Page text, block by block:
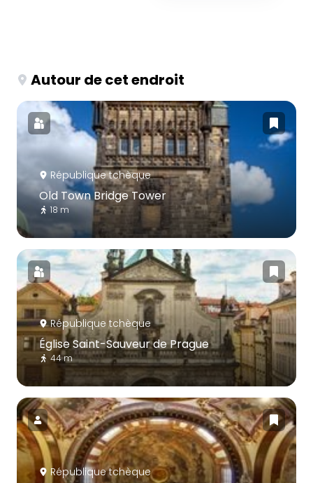
Autour de cet endroit
République tchèque
Old Town Bridge Tower
18 m
République tchèque
Église Saint-Sauveur de Prague
44 m
République tchèque